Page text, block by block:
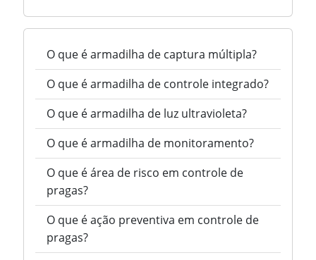
O que é armadilha de captura múltipla?
O que é armadilha de controle integrado?
O que é armadilha de luz ultravioleta?
O que é armadilha de monitoramento?
O que é área de risco em controle de
pragas?
O que é ação preventiva em controle de
pragas?